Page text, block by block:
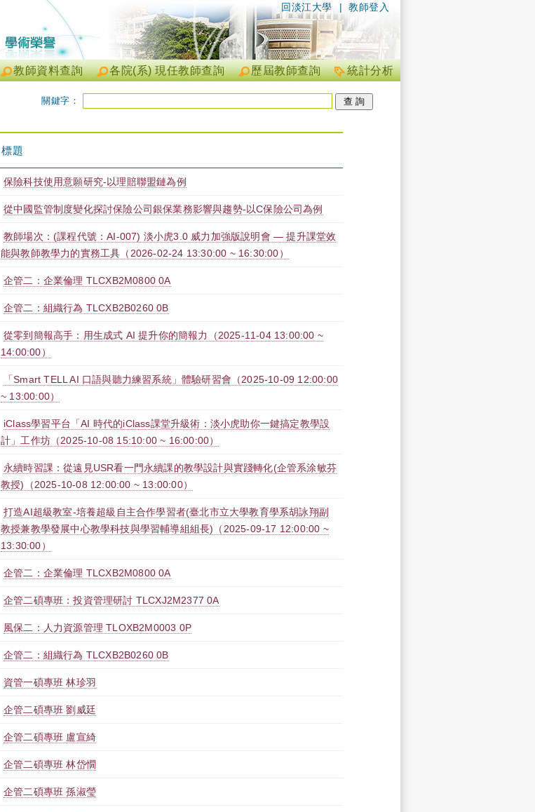
| 教師登入
回淡江大學
統計分析
歷屆教師查詢
各院(系) 現任教師查詢
教師資料查詢
關鍵字：
標題
保險科技使用意願研究-以理賠聯盟鏈為例
從中國監管制度變化探討保險公司銀保業務影響與趨勢-以C保險公司為例
教師場次：(課程代號：AI-007) 淡小虎3.0 威力加強版說明會 — 提升課堂效
能與教師教學力的實務工具（2026-02-24 13:30:00 ~ 16:30:00）
企管二：企業倫理 TLCXB2M0800 0A
企管二：組織行為 TLCXB2B0260 0B
從零到簡報高手：用生成式 AI 提升你的簡報力（2025-11-04 13:00:00 ~
14:00:00）
「Smart TELL AI 口語與聽力練習系統」體驗研習會（2025-10-09 12:00:00
~ 13:00:00）
iClass學習平台「AI 時代的iClass課堂升級術：淡小虎助你一鍵搞定教學設
計」工作坊（2025-10-08 15:10:00 ~ 16:00:00）
永續時習課：從遠見USR看一門永續課的教學設計與實踐轉化(企管系涂敏芬
教授)（2025-10-08 12:00:00 ~ 13:00:00）
打造AI超級教室-培養超級自主合作學習者(臺北市立大學教育學系胡詠翔副
教授兼教學發展中心教學科技與學習輔導組組長)（2025-09-17 12:00:00 ~
13:30:00）
企管二：企業倫理 TLCXB2M0800 0A
企管二碩專班：投資管理研討 TLCXJ2M2377 0A
風保二：人力資源管理 TLOXB2M0003 0P
企管二：組織行為 TLCXB2B0260 0B
資管一碩專班 林珍羽
企管二碩專班 劉威廷
企管二碩專班 盧宣綺
企管二碩專班 林岱憪
企管二碩專班 孫淑瑩